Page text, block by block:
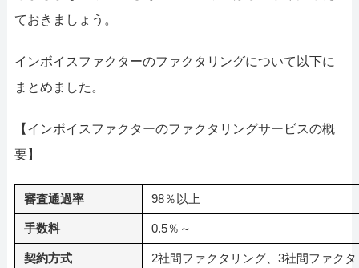
ておきましょう。
インボイスファクターのファクタリングについて以下に
まとめました。
【インボイスファクターのファクタリングサービスの概
要】
審査通過率 98％以上
手数料 0.5％～
契約方式 2社間ファクタリング、3社間ファク